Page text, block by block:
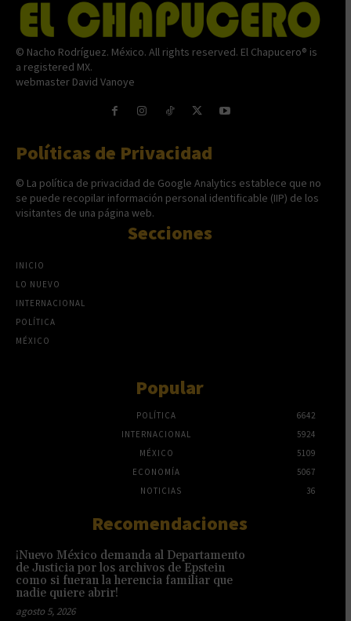
© Nacho Rodríguez. México. All rights reserved. El Chapucero® is
a registered MX.
webmaster David Vanoye
Políticas de Privacidad
© La política de privacidad de Google Analytics establece que no
se puede recopilar información personal identificable (IIP) de los
visitantes de una página web.
Secciones
INICIO
LO NUEVO
INTERNACIONAL
POLÍTICA
MÉXICO
Popular
POLÍTICA
6642
INTERNACIONAL
5924
MÉXICO
5109
ECONOMÍA
5067
NOTICIAS
36
Recomendaciones
¡Nuevo México demanda al Departamento
de Justicia por los archivos de Epstein
como si fueran la herencia familiar que
nadie quiere abrir!
agosto 5, 2026